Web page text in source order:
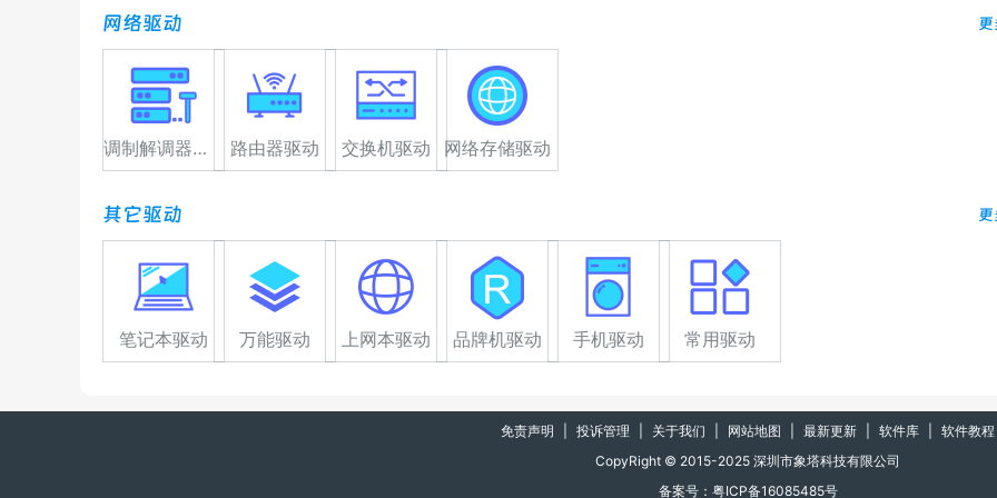
网络驱动
调制解调器驱动 路由器驱动 交换机驱动 网络存储驱动
其它驱动
笔记本驱动 万能驱动 上网本驱动 品牌机驱动 手机驱动 常用驱动
免责声明 投诉管理 关于我们 网站地图 最新更新 软件库
软件教程
CopyRight © 2015-2025 深圳市象塔科技有限公司
备案号：粤ICP备16085485号